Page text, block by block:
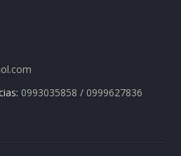
0993035858 / 0999627836